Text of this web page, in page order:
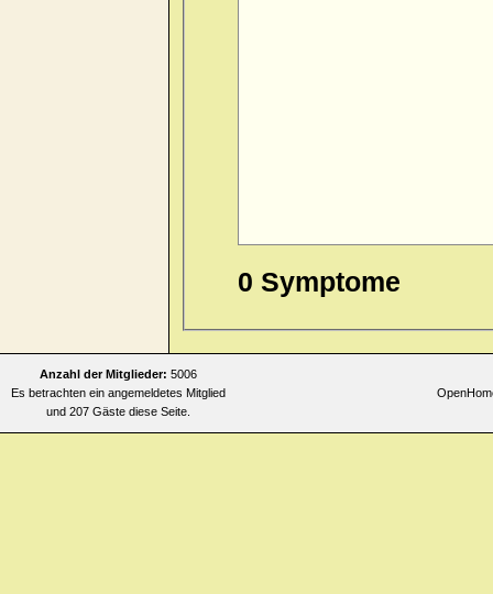
0 Symptome
Anzahl der Mitglieder: 5006
Es betrachten ein angemeldetes Mitglied
und 207 Gäste diese Seite.